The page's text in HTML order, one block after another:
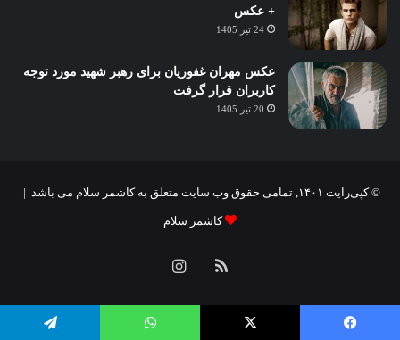
+ عکس
24 تیر 1405
عکس مهران غفوریان برای رهبر شهید مورد توجه
کاربران قرار گرفت
20 تیر 1405
© کپی‌رایت ۱۴۰۱, تمامی حقوق وب سایت متعلق به کاشمر سلام می باشد |
کاشمر سلام
خوراکاینستاگرام